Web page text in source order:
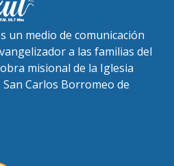
un medio de comunicación
a las familias del
misional de la Iglesia
Carlos Borromeo de